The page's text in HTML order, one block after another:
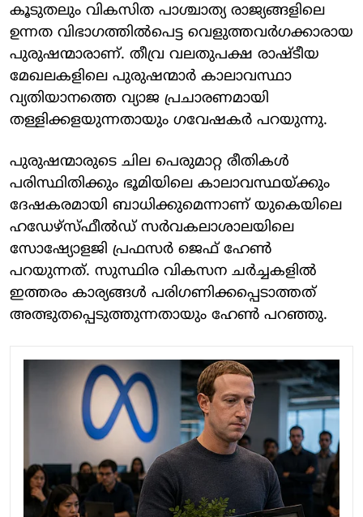
കൂടുതലും വികസിത പാശ്ചാത്യ രാജ്യങ്ങളിലെ
ഉന്നത വിഭാഗത്തില്‍പെട്ട വെളുത്തവര്‍ഗക്കാരായ
പുരുഷന്മാരാണ്. തീവ്ര വലതുപക്ഷ രാഷ്ടീയ
മേഖലകളിലെ പുരുഷന്മാര്‍ കാലാവസ്ഥാ
വ്യതിയാനത്തെ വ്യാജ പ്രചാരണമായി
തള്ളിക്കളയുന്നതായും ഗവേഷകര്‍ പറയുന്നു.
പുരുഷന്മാരുടെ ചില പെരുമാറ്റ രീതികള്‍
പരിസ്ഥിതിക്കും ഭൂമിയിലെ കാലാവസ്ഥയ്ക്കും
ദേഷകരമായി ബാധിക്കുമെന്നാണ് യുകെയിലെ
ഹഡേഴ്‌സ്ഫീല്‍ഡ് സര്‍വകലാശാലയിലെ
സോഷ്യോളജി പ്രഫസര്‍ ജെഫ് ഹേണ്‍
പറയുന്നത്. സുസ്ഥിര വികസന ചര്‍ച്ചകളില്‍
ഇത്തരം കാര്യങ്ങള്‍ പരിഗണിക്കപ്പെടാത്തത്
അത്ഭുതപ്പെടുത്തുന്നതായും ഹേണ്‍ പറഞ്ഞു.